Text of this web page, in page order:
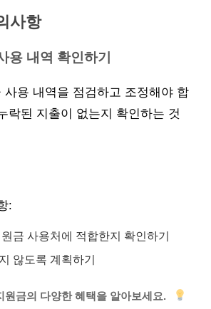
사항
용 내역 확인하기
사용 내역을 점검하고 조정해야 합
락된 지출이 없는지 확인하는 것
:
금 사용처에 적합한지 확인하기
않도록 계획하기
원금의 다양한 혜택을 알아보세요.